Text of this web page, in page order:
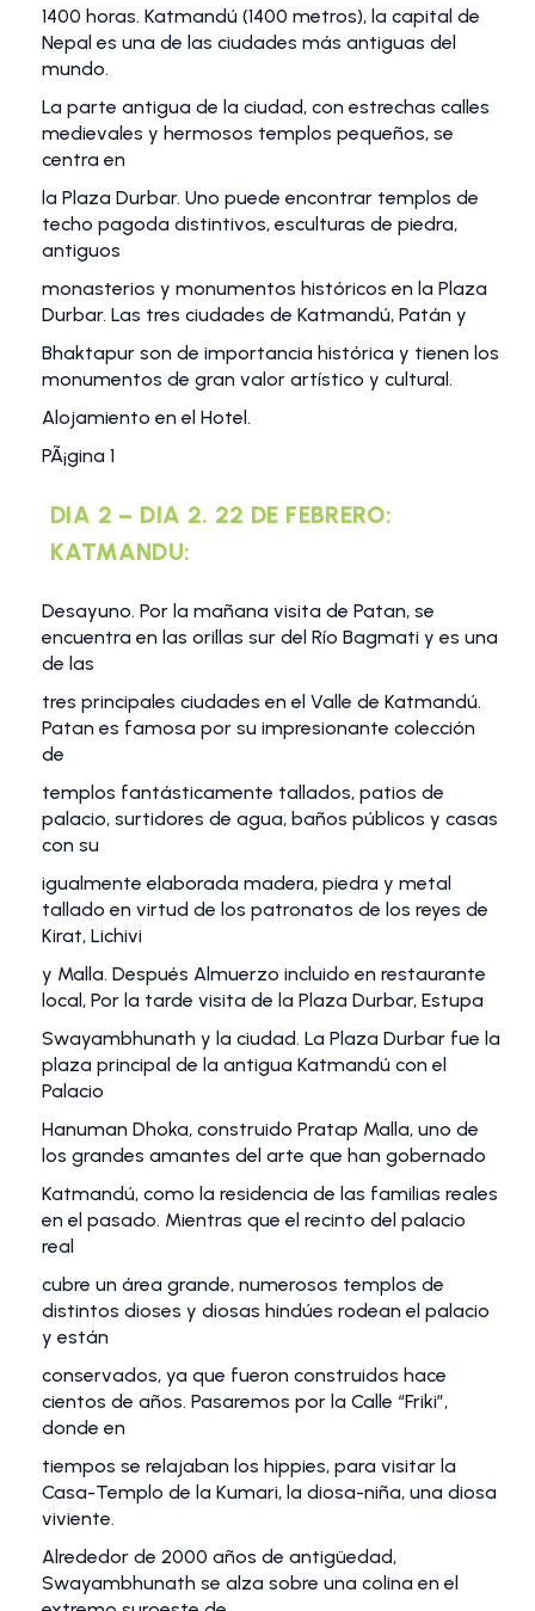
1400 horas. Katmandú (1400 metros), la capital de
Nepal es una de las ciudades más antiguas del
mundo.
La parte antigua de la ciudad, con estrechas calles
medievales y hermosos templos pequeños, se
centra en
la Plaza Durbar. Uno puede encontrar templos de
techo pagoda distintivos, esculturas de piedra,
antiguos
monasterios y monumentos históricos en la Plaza
Durbar. Las tres ciudades de Katmandú, Patán y
Bhaktapur son de importancia histórica y tienen los
monumentos de gran valor artístico y cultural.
Alojamiento en el Hotel.
PÃ¡gina 1
DIA 2 – DIA 2. 22 DE FEBRERO:
KATMANDU:
Desayuno. Por la mañana visita de Patan, se
encuentra en las orillas sur del Río Bagmati y es una
de las
tres principales ciudades en el Valle de Katmandú.
Patan es famosa por su impresionante colección
de
templos fantásticamente tallados, patios de
palacio, surtidores de agua, baños públicos y casas
con su
igualmente elaborada madera, piedra y metal
tallado en virtud de los patronatos de los reyes de
Kirat, Lichivi
y Malla. Después Almuerzo incluido en restaurante
local, Por la tarde visita de la Plaza Durbar, Estupa
Swayambhunath y la ciudad. La Plaza Durbar fue la
plaza principal de la antigua Katmandú con el
Palacio
Hanuman Dhoka, construido Pratap Malla, uno de
los grandes amantes del arte que han gobernado
Katmandú, como la residencia de las familias reales
en el pasado. Mientras que el recinto del palacio
real
cubre un área grande, numerosos templos de
distintos dioses y diosas hindúes rodean el palacio
y están
conservados, ya que fueron construidos hace
cientos de años. Pasaremos por la Calle “Friki”,
donde en
tiempos se relajaban los hippies, para visitar la
Casa-Templo de la Kumari, la diosa-niña, una diosa
viviente.
Alrededor de 2000 años de antigüedad,
Swayambhunath se alza sobre una colina en el